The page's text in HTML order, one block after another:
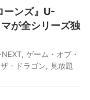
ーンズ』U-
が全シリーズ独
ゲーム・オブ・
・ドラゴン 見放題